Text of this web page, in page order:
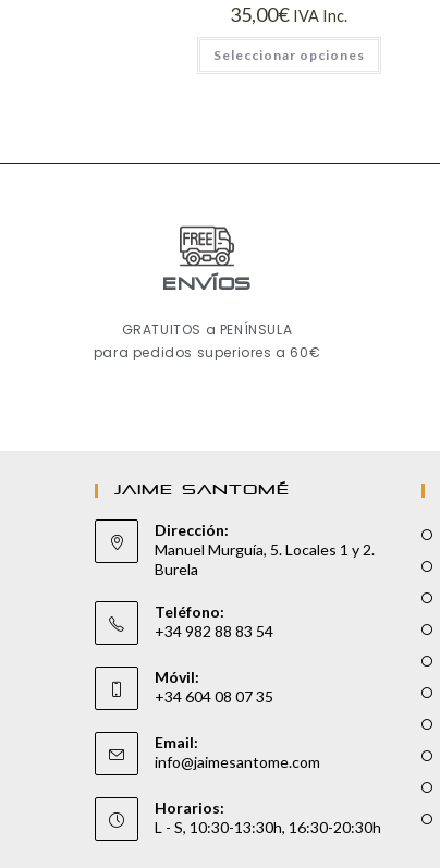
35,00€ IVA Inc.
Seleccionar opciones
ENVÍOS
GRATUITOS a PENÍNSULA
para pedidos superiores a 60€
JAIME SANTOMÉ
Dirección:
Manuel Murguía, 5. Locales 1 y 2.
Burela
Teléfono:
+34 982 88 83 54
Móvil:
+34 604 08 07 35
Email:
info@jaimesantome.com
Horarios:
L - S, 10:30-13:30h, 16:30-20:30h